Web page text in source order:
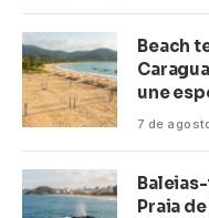
Beach
une
7 de
Praia